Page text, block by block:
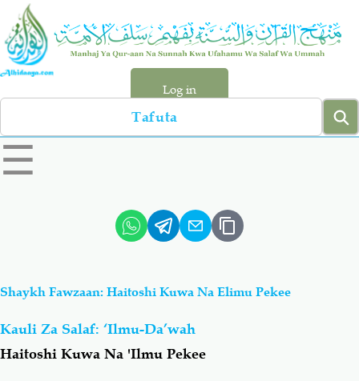
Skip
main
content
Log in
Search
left
sidebar
☰
Hadiyth
Aqiydah
Shirki & Kufru Bid-'ah (Uzushi)
Shaykh Fawzaan: Haitoshi Kuwa Na Elimu Pekee
Kauli Za Salaf: ‘Ilmu-Da’wah
Haitoshi Kuwa Na 'Ilmu Pekee